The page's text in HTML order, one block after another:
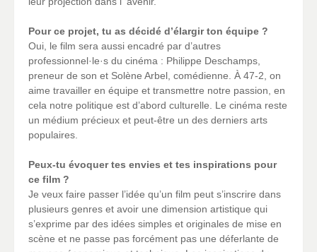
Pour ce projet, tu as décidé d’élargir ton équipe ?
Oui, le film sera aussi encadré par d’autres
professionnel·le·s du cinéma : Philippe Deschamps,
preneur de son et Solène Arbel, comédienne. À 47-2, on
aime travailler en équipe et transmettre notre passion, en
cela notre politique est d’abord culturelle. Le cinéma reste
un médium précieux et peut-être un des derniers arts
populaires.
Peux-tu évoquer tes envies et tes inspirations pour
ce film ?
Je veux faire passer l’idée qu’un film peut s’inscrire dans
plusieurs genres et avoir une dimension artistique qui
s’exprime par des idées simples et originales de mise en
scène et ne passe pas forcément pas une déferlante de